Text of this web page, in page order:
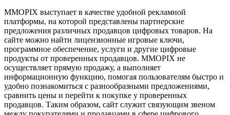
MMOPIX выступает в качестве удобной рекламной
платформы, на которой представлены партнерские
предложения различных продавцов цифровых товаров. На
сайте можно найти лицензионные игровые ключи,
программное обеспечение, услуги и другие цифровые
продукты от проверенных продавцов. MMOPIX не
осуществляет прямую продажу, а выполняет
информационную функцию, помогая пользователям быстро и
удобно познакомиться с разнообразными предложениями,
сравнить цены и перейти к покупке у проверенных
продавцов. Таким образом, сайт служит связующим звеном